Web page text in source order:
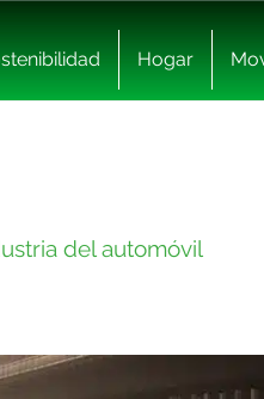
Hogar
del automóvil